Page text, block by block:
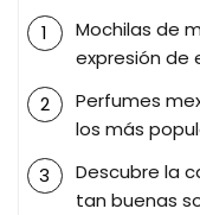
Mochilas de
expresión de
Perfumes
los más
Descubre la
tan buenas